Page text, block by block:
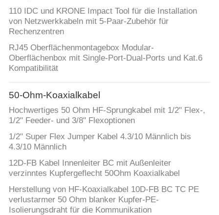
PRIVACY
POLICY
110 IDC und KRONE Impact Tool für die Installation
von Netzwerkkabeln mit 5-Paar-Zubehör für
Rechenzentren
RJ45 Oberflächenmontagebox Modular-
Oberflächenbox mit Single-Port-Dual-Ports und Kat.6
Kompatibilität
50-Ohm-Koaxialkabel
Hochwertiges 50 Ohm HF-Sprungkabel mit 1/2" Flex-,
1/2" Feeder- und 3/8" Flexoptionen
1/2" Super Flex Jumper Kabel 4.3/10 Männlich bis
4.3/10 Männlich
12D-FB Kabel Innenleiter BC mit Außenleiter
verzinntes Kupfergeflecht 50Ohm Koaxialkabel
Herstellung von HF-Koaxialkabel 10D-FB BC TC PE
verlustarmer 50 Ohm blanker Kupfer-PE-
Isolierungsdraht für die Kommunikation